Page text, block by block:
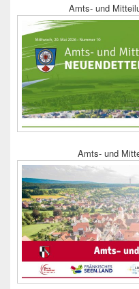
Amts- und
Amts- und